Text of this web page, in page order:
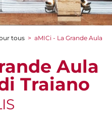
tous > aMICi - La Grande Aula
Aula
Traiano